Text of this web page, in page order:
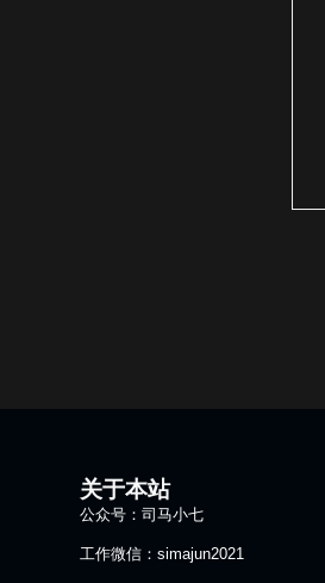
关于本站
公众号：司马小七
工作微信：simajun2021